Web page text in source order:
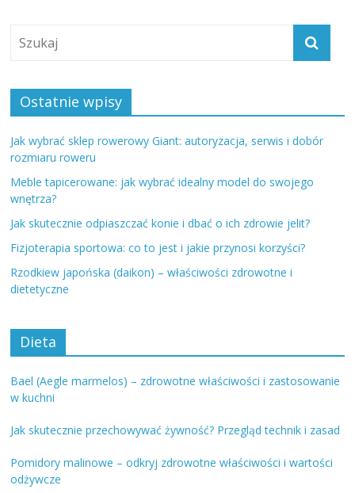
Ostatnie wpisy
Jak wybrać sklep rowerowy Giant: autoryzacja, serwis i dobór
rozmiaru roweru
Meble tapicerowane: jak wybrać idealny model do swojego
wnętrza?
Jak skutecznie odpiaszczać konie i dbać o ich zdrowie jelit?
Fizjoterapia sportowa: co to jest i jakie przynosi korzyści?
Rzodkiew japońska (daikon) – właściwości zdrowotne i
dietetyczne
Dieta
Bael (Aegle marmelos) – zdrowotne właściwości i zastosowanie
w kuchni
Jak skutecznie przechowywać żywność? Przegląd technik i zasad
Pomidory malinowe – odkryj zdrowotne właściwości i wartości
odżywcze